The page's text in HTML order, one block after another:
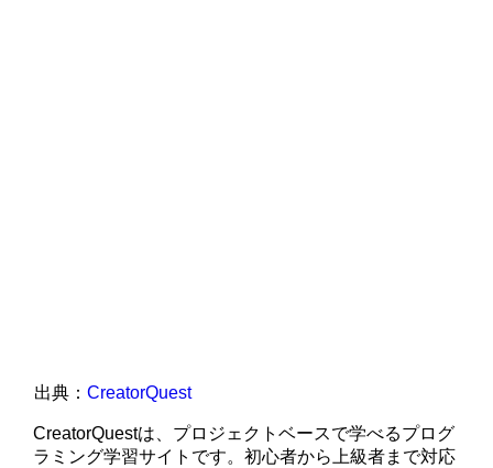
出典： CreatorQuest
CreatorQuestは、プロジェクトベースで学べるプログ
ラミング学習サイトです。初心者から上級者まで対応